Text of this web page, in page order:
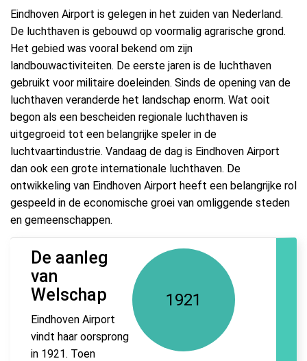
Eindhoven Airport is gelegen in het zuiden van Nederland.
De luchthaven is gebouwd op voormalig agrarische grond.
Het gebied was vooral bekend om zijn
landbouwactiviteiten. De eerste jaren is de luchthaven
gebruikt voor militaire doeleinden. Sinds de opening van de
luchthaven veranderde het landschap enorm. Wat ooit
begon als een bescheiden regionale luchthaven is
uitgegroeid tot een belangrijke speler in de
luchtvaartindustrie. Vandaag de dag is Eindhoven Airport
dan ook een grote internationale luchthaven. De
ontwikkeling van Eindhoven Airport heeft een belangrijke rol
gespeeld in de economische groei van omliggende steden
en gemeenschappen.
1921
De aanleg
van
Welschap
Eindhoven Airport
vindt haar oorsprong
in 1921. Toen